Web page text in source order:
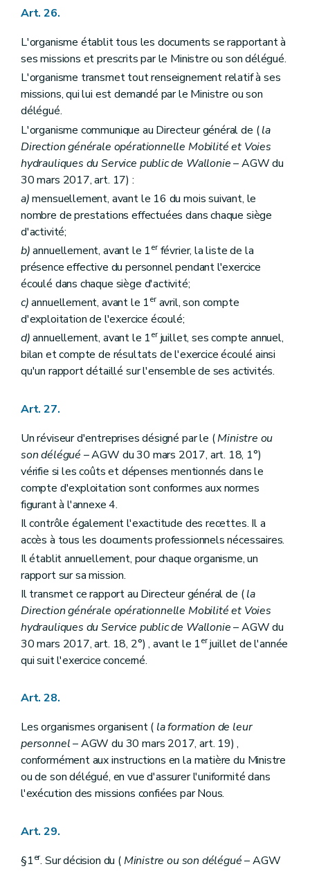
Art. 26.
L'organisme établit tous les documents se rapportant à
ses missions et prescrits par le Ministre ou son délégué.
L'organisme transmet tout renseignement relatif à ses
missions, qui lui est demandé par le Ministre ou son
délégué.
L'organisme communique au Directeur général de (la
Direction générale opérationnelle Mobilité et Voies
hydrauliques du Service public de Wallonie– AGW du
30 mars 2017, art. 17) :
a)mensuellement, avant le 16 du mois suivant, le
nombre de prestations effectuées dans chaque siège
d'activité;
b)annuellement, avant le 1erfévrier, la liste de la
présence effective du personnel pendant l'exercice
écoulé dans chaque siège d'activité;
c)annuellement, avant le 1eravril, son compte
d'exploitation de l'exercice écoulé;
d)annuellement, avant le 1erjuillet, ses compte annuel,
bilan et compte de résultats de l'exercice écoulé ainsi
qu'un rapport détaillé sur l'ensemble de ses activités.
Art. 27.
Un réviseur d'entreprises désigné par le (Ministre ou
son délégué – AGW du 30 mars 2017, art. 18, 1°)
vérifie si les coûts et dépenses mentionnés dans le
compte d'exploitation sont conformes aux normes
figurant à l'annexe 4.
Il contrôle également l'exactitude des recettes. Il a
accès à tous les documents professionnels nécessaires.
Il établit annuellement, pour chaque organisme, un
rapport sur sa mission.
Il transmet ce rapport au Directeur général de (la
Direction générale opérationnelle Mobilité et Voies
hydrauliques du Service public de Wallonie– AGW du
30 mars 2017, art. 18, 2°) , avant le 1erjuillet de l'année
qui suit l'exercice concerné.
Art. 28.
Les organismes organisent ( la formation de leur
personnel– AGW du 30 mars 2017, art. 19) ,
conformément aux instructions en la matière du Ministre
ou de son délégué, en vue d'assurer l'uniformité dans
l'exécution des missions confiées par Nous.
Art. 29.
§1er. Sur décision du (Ministre ou son délégué– AGW